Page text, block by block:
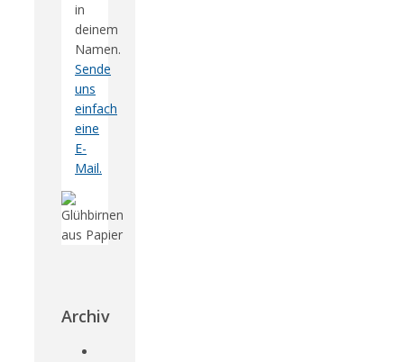
in
deinem
Namen.
Sende
uns
einfach
eine
E-
Mail.
Archiv